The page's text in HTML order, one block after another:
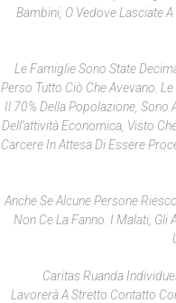
Bambini, O Vedove Lasciate
Le Famiglie Sono State
Perso Tutto Ciò Che Avevano.
Il 70% Della Popolazione,
Dell’attività Economica, Visto
Carcere In Attesa Di Essere
Anche Se Alcune Persone
Non Ce La Fanno. I Malati, Gli
Caritas Ruanda
Lavorerà A Stretto Contatto